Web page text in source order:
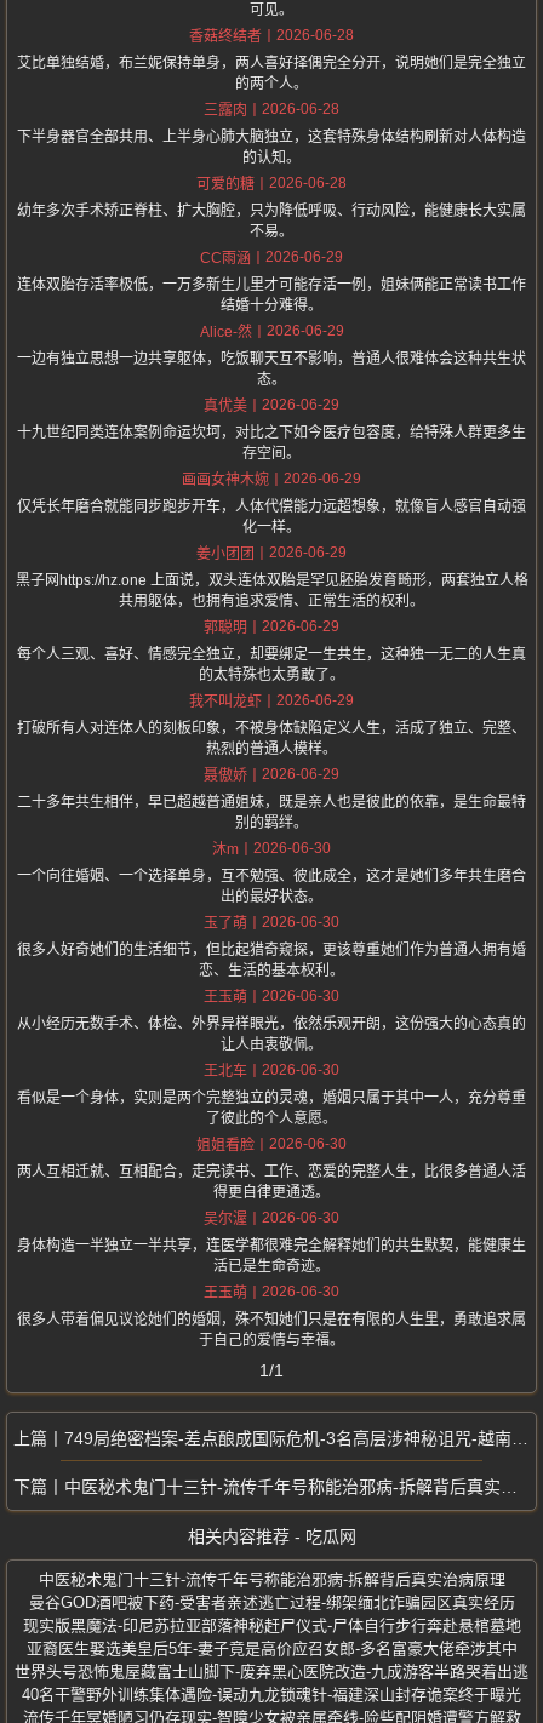
可见。
香菇终结者
2026-06-28
艾比单独结婚，布兰妮保持单身，两人喜好择偶完全分开，说明她们是完全独立
的两个人。
三露肉
2026-06-28
下半身器官全部共用、上半身心肺大脑独立，这套特殊身体结构刷新对人体构造
的认知。
可爱的糖
2026-06-28
幼年多次手术矫正脊柱、扩大胸腔，只为降低呼吸、行动风险，能健康长大实属
不易。
CC雨涵
2026-06-29
连体双胎存活率极低，一万多新生儿里才可能存活一例，姐妹俩能正常读书工作
结婚十分难得。
Alice-然
2026-06-29
一边有独立思想一边共享躯体，吃饭聊天互不影响，普通人很难体会这种共生状
态。
真优美
2026-06-29
十九世纪同类连体案例命运坎坷，对比之下如今医疗包容度，给特殊人群更多生
存空间。
画画女神木婉
2026-06-29
仅凭长年磨合就能同步跑步开车，人体代偿能力远超想象，就像盲人感官自动强
化一样。
姜小团团
2026-06-29
黑子网https://hz.one 上面说，双头连体双胎是罕见胚胎发育畸形，两套独立人格
共用躯体，也拥有追求爱情、正常生活的权利。
郭聪明
2026-06-29
每个人三观、喜好、情感完全独立，却要绑定一生共生，这种独一无二的人生真
的太特殊也太勇敢了。
我不叫龙虾
2026-06-29
打破所有人对连体人的刻板印象，不被身体缺陷定义人生，活成了独立、完整、
热烈的普通人模样。
聂傲娇
2026-06-29
二十多年共生相伴，早已超越普通姐妹，既是亲人也是彼此的依靠，是生命最特
别的羁绊。
沐m
2026-06-30
一个向往婚姻、一个选择单身，互不勉强、彼此成全，这才是她们多年共生磨合
出的最好状态。
玉了萌
2026-06-30
很多人好奇她们的生活细节，但比起猎奇窥探，更该尊重她们作为普通人拥有婚
恋、生活的基本权利。
王玉萌
2026-06-30
从小经历无数手术、体检、外界异样眼光，依然乐观开朗，这份强大的心态真的
让人由衷敬佩。
王北车
2026-06-30
看似是一个身体，实则是两个完整独立的灵魂，婚姻只属于其中一人，充分尊重
了彼此的个人意愿。
姐姐看脸
2026-06-30
两人互相迁就、互相配合，走完读书、工作、恋爱的完整人生，比很多普通人活
得更自律更通透。
吴尔渥
2026-06-30
身体构造一半独立一半共享，连医学都很难完全解释她们的共生默契，能健康生
活已是生命奇迹。
王玉萌
2026-06-30
很多人带着偏见议论她们的婚姻，殊不知她们只是在有限的人生里，勇敢追求属
于自己的爱情与幸福。
1/1
749局绝密档案-差点酿成国际危机-3名高层涉神秘诅咒-越南巫蛊事件
中医秘术鬼门十三针-流传千年号称能治邪病-拆解背后真实治病原理
相关内容推荐 - 吃瓜网
中医秘术鬼门十三针-流传千年号称能治邪病-拆解背后真实治病原理
曼谷GOD酒吧被下药-受害者亲述逃亡过程-绑架缅北诈骗园区真实经历
现实版黑魔法-印尼苏拉亚部落神秘赶尸仪式-尸体自行步行奔赴悬棺墓地
亚裔医生娶选美皇后5年-妻子竟是高价应召女郎-多名富豪大佬牵涉其中
世界头号恐怖鬼屋藏富士山脚下-废弃黑心医院改造-九成游客半路哭着出逃
40名干警野外训练集体遇险-误动九龙锁魂针-福建深山封存诡案终于曝光
流传千年冥婚陋习仍存现实-智障少女被亲属牵线-险些配阴婚遭警方解救